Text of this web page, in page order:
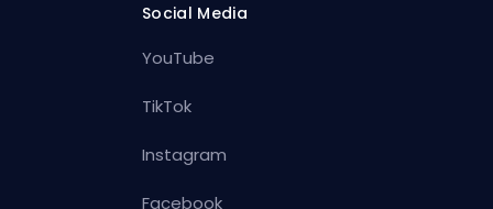
Social Media
YouTube
TikTok
Instagram
Facebook